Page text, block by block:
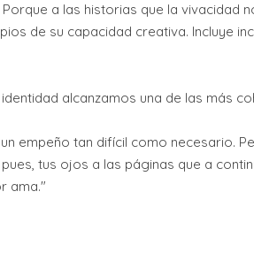
a las historias que la vivacidad
de su capacidad creativa. Incluye
alcanzamos una de las más
empeño tan difícil como necesario.
tus ojos a las páginas que a
ama."